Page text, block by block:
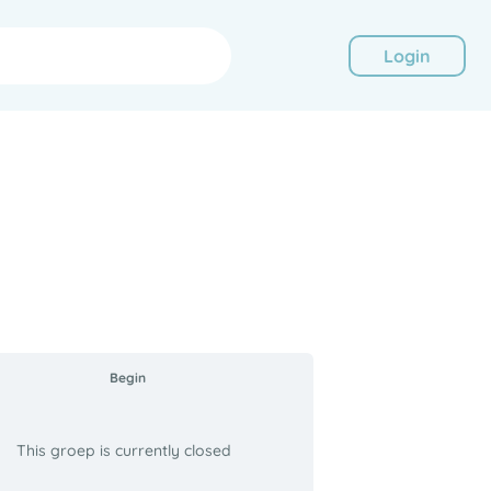
Login
Begin
This groep is currently closed